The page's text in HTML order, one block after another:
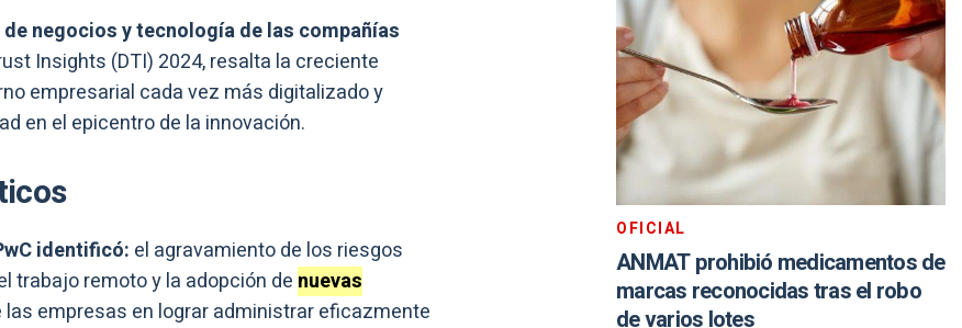
negocios y tecnología de las compañías
Insights (DTI) 2024, resalta la creciente
empresarial cada vez más digitalizado y
en el epicentro de la innovación.
identificó: el agravamiento de los riesgos
trabajo remoto y la adopción de nuevas
las empresas en lograr administrar eficazmente
OFICIAL
ANMAT prohibió medicamentos de
marcas reconocidas tras el robo
de varios lotes